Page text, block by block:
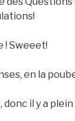
! Sweeet!
en la
il y a